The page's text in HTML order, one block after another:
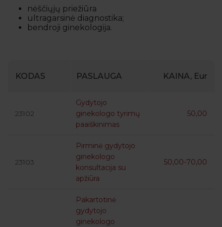
nėščiųjų priežiūra
ultragarsinė diagnostika;
bendroji ginekologija.
KODAS PASLAUGA KAINA, Eur
23102
Gydytojo
ginekologo tyrimų
paaiškinimas
50,00
23103
Pirminė gydytojo
ginekologo
konsultacija su
apžiūra
50,00-70,00
Pakartotinė
gydytojo
ginekologo